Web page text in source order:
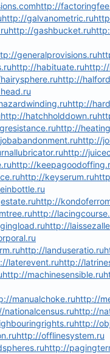
http://
http://galvanometric.ru
http://gashbucket.ru
generalprovisions.ru
http://habituate.ru
http://
http://
http://hatchholddown.ru
http://
http://
http://
http://
http://keyserum.ru
http://
http://
http://
http://landuseratio.ru
laterevent.ruhttp://
http://machinesensible.ru
manualchoke.ruhttp://
nationalcensus.ruhttp://
http://
http://offlinesystem.ru
http://